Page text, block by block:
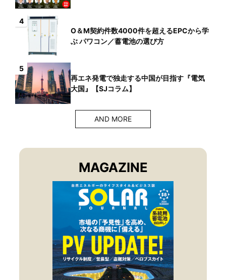
4
O＆M契約件数4000件を超えるEPCから学
ぶ パワコン／蓄電池の選び方
5
再エネ発電で独走する中国が目指す『電気
大国』【SJコラム】
AND MORE
MAGAZINE